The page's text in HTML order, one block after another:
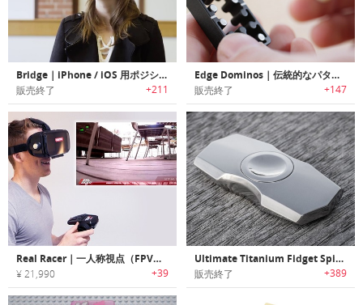
Bridge｜iPhone / iOS 用ポジショントラッキングVRヘッドセット「ブリッジ」
販売終了 +211
Edge Dominos｜伝統的なパターンを使用し耐久性に優れたアルミニウム製ドミノ「エッジドミノ」
販売終了 +147
Real Racer｜一人称視点（FPV）のドライビング経験ができるRCカー「リアルレーサー」
¥ 21,990 +39
Ultimate Titanium Fidget Spinner｜オールチタン製フィジッティングスピナー
販売終了 +389